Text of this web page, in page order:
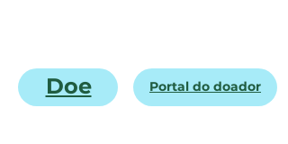
Doe Portal do doador